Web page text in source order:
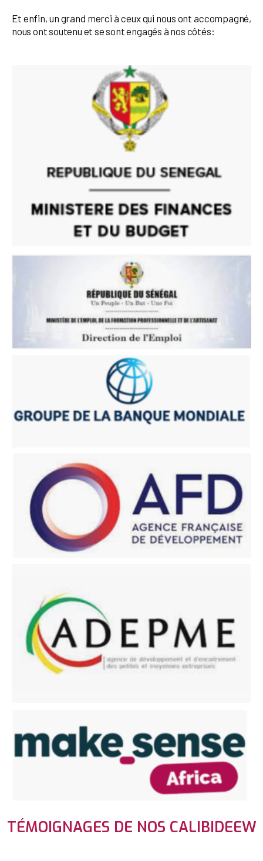
Et enfin, un grand merci à ceux qui nous ont accompagné,
nous ont soutenu et se sont engagés à nos côtés:
TÉMOIGNAGES DE NOS CALIBIDEEW